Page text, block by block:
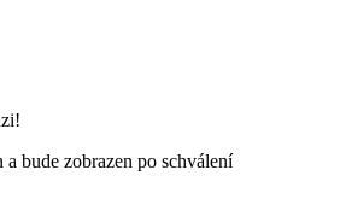
bude zobrazen po schválení